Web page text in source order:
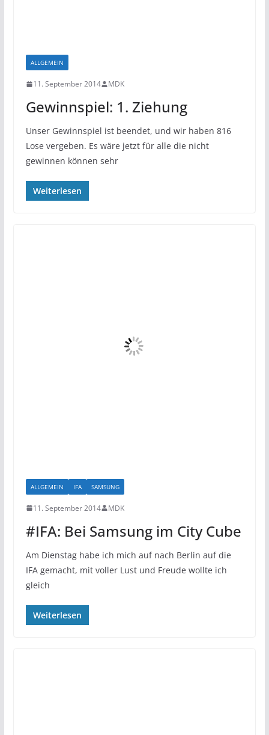
ALLGEMEIN
11. September 2014 MDK
Gewinnspiel: 1. Ziehung
Unser Gewinnspiel ist beendet, und wir haben 816
Lose vergeben. Es wäre jetzt für alle die nicht
gewinnen können sehr
Weiterlesen
ALLGEMEIN IFA SAMSUNG
11. September 2014 MDK
#IFA: Bei Samsung im City Cube
Am Dienstag habe ich mich auf nach Berlin auf die
IFA gemacht, mit voller Lust und Freude wollte ich
gleich
Weiterlesen